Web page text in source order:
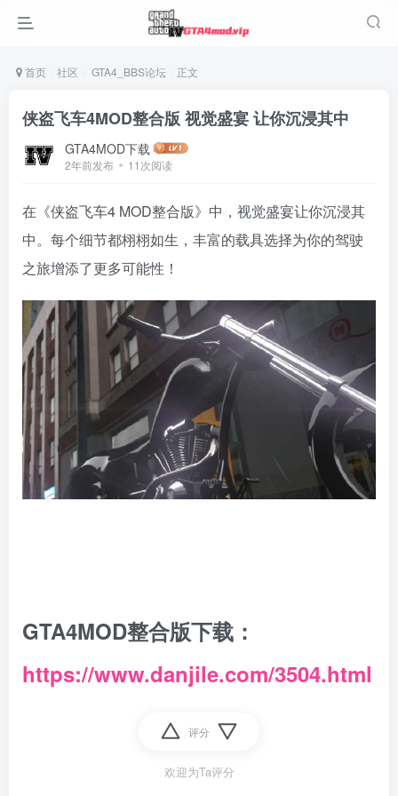
首页 社区 GTA4_BBS论坛 正文
侠盗飞车4MOD整合版 视觉盛宴 让你沉浸其中
GTA4MOD下载
2年前发布 11次阅读
在《侠盗飞车4 MOD整合版》中，视觉盛宴让你沉浸其
中。每个细节都栩栩如生，丰富的载具选择为你的驾驶
之旅增添了更多可能性！
GTA4MOD整合版下载：
https://www.danjile.com/3504.html
评分
欢迎为Ta评分